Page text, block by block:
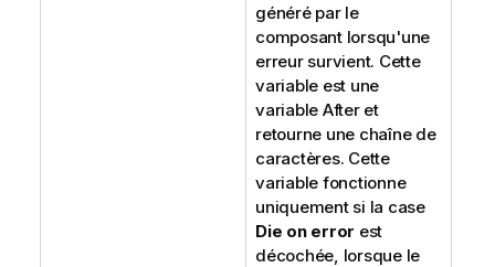
généré par le
composant lorsqu'une
erreur survient. Cette
variable est une
variable After et
retourne une chaîne de
caractères. Cette
variable fonctionne
uniquement si la case
Die on error est
décochée, lorsque le